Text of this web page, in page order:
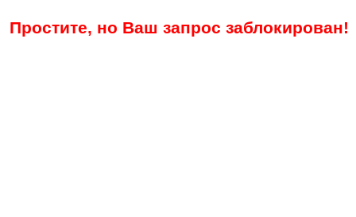
Простите, но Ваш запрос заблокирован!